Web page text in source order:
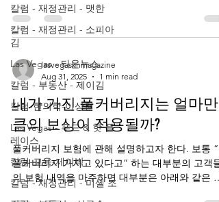
칼럼 - 재정관리 - 맷한
칼럼 - 재정관리 - 소피아
김
Las Vegas - 타운뉴스
칼럼 - 부동산 - 제이김
칼럼-한의학-이상현
Las Vegas - 푸드 & 핫 플
레이스
칼럼-교육-제이박
칼럼 - 재정관리 - 미셸 조
담당자(Adjuster)는 내 사건을 가능한 한 적은 금액
으로 늘 해결하기를 원한다. 이 말은...
lasvegasknmagazine
Aug 31, 2025
1 min read
내가 가진 풀커버리지는 얼마만
큼의 보상이 적용될까?
풀커버리지 보험에 관해 설명하고자 한다. 보통 “
풀커버리지 가지고 있다고” 하는 대부분의 고객들
의 보험 내역을 마주하면 대부분은 아래와 같은 풀
커버리지를 가지고 있다. 서로 다른 두 고객의 보험